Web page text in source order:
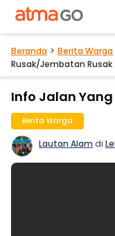
Beranda Berita Warga
Rusak/Jembatan Rusak
Info Jalan
Berita Warga
Lautan Alam di